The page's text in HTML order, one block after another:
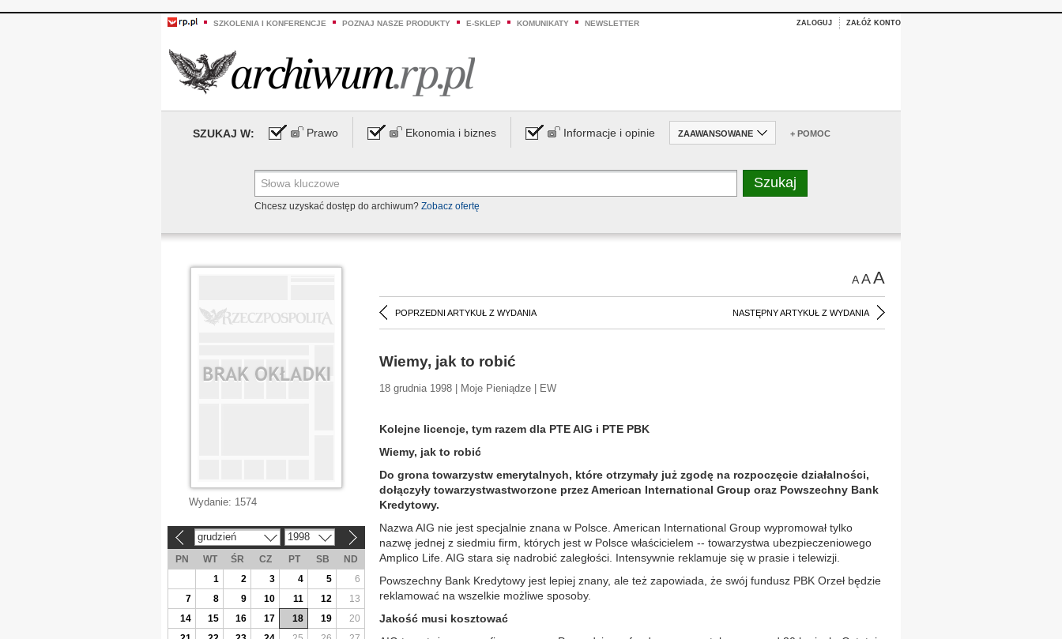
SZKOLENIA I KONFERENCJE POZNAJ NASZE PRODUKTY E-SKLEP KOMUNIKATY NEWSLETTER ZALOGUJ ZAŁÓŻ KONTO
SZUKAJ W: Prawo Ekonomia i biznes Informacje i opinie ZAAWANSOWANE + POMOC
Chcesz uzyskać dostęp do archiwum? Zobacz ofertę
AAA
POPRZEDNI ARTYKUŁ Z WYDANIA NASTĘPNY ARTYKUŁ Z WYDANIA
Wiemy, jak to robić
18 grudnia 1998 | Moje Pieniądze | EW
Kolejne licencje, tym razem dla PTE AIG i PTE PBK
Wiemy, jak to robić
Do grona towarzystw emerytalnych, które otrzymały już zgodę na rozpoczęcie działalności,
dołączyły towarzystwastworzone przez American International Group oraz Powszechny Bank
Kredytowy.
Nazwa AIG nie jest specjalnie znana w Polsce. American International Group wypromował tylko
nazwę jednej z siedmiu firm, których jest w Polsce właścicielem -- towarzystwa ubezpieczeniowego
Amplico Life. AIG stara się nadrobić zaległości. Intensywnie reklamuje się w prasie i telewizji.
Powszechny Bank Kredytowy jest lepiej znany, ale też zapowiada, że swój fundusz PBK Orzeł będzie
reklamować na wszelkie możliwe sposoby.
Jakość musi kosztować
Wydanie: 1574
grudzień 1998
PN WT ŚR CZ PT SB
ND
1
2 3 4 5
6
7
8 9 10 11 12
13
14
15 16 17 18 19
20